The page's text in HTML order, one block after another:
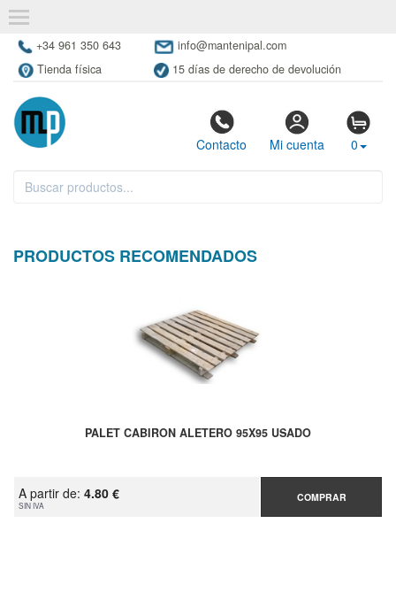
+34 961 350 643
info@mantenipal.com
Tienda física
15 días de derecho de devolución
Contacto Mi cuenta 0
PRODUCTOS RECOMENDADOS
PALET CABIRON ALETERO 95X95 USADO
A partir de: 4.80 €
SIN IVA
COMPRAR